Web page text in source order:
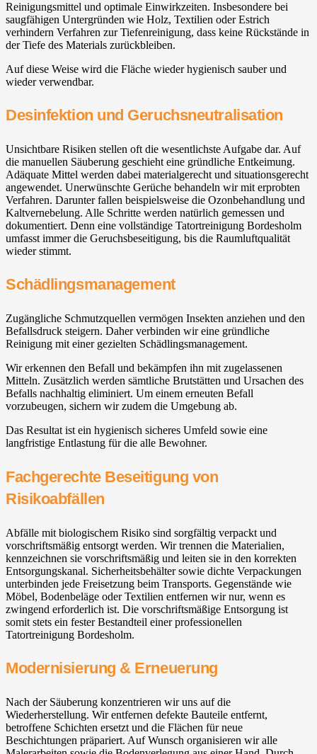
Reinigungsmittel und optimale Einwirkzeiten. Insbesondere bei
saugfähigen Untergründen wie Holz, Textilien oder Estrich
verhindern Verfahren zur Tiefenreinigung, dass keine Rückstände in
der Tiefe des Materials zurückbleiben.
Auf diese Weise wird die Fläche wieder hygienisch sauber und
wieder verwendbar.
Desinfektion und Geruchsneutralisation
Unsichtbare Risiken stellen oft die wesentlichste Aufgabe dar. Auf
die manuellen Säuberung geschieht eine gründliche Entkeimung.
Adäquate Mittel werden dabei materialgerecht und situationsgerecht
angewendet. Unerwünschte Gerüche behandeln wir mit erprobten
Verfahren. Darunter fallen beispielsweise die Ozonbehandlung und
Kaltvernebelung. Alle Schritte werden natürlich gemessen und
dokumentiert. Denn eine vollständige Tatortreinigung Bordesholm
umfasst immer die Geruchsbeseitigung, bis die Raumluftqualität
wieder stimmt.
Schädlingsmanagement
Zugängliche Schmutzquellen vermögen Insekten anziehen und den
Befallsdruck steigern. Daher verbinden wir eine gründliche
Reinigung mit einer gezielten Schädlingsmanagement.
Wir erkennen den Befall und bekämpfen ihn mit zugelassenen
Mitteln. Zusätzlich werden sämtliche Brutstätten und Ursachen des
Befalls nachhaltig eliminiert. Um einem erneuten Befall
vorzubeugen, sichern wir zudem die Umgebung ab.
Das Resultat ist ein hygienisch sicheres Umfeld sowie eine
langfristige Entlastung für die alle Bewohner.
Fachgerechte Beseitigung von
Risikoabfällen
Abfälle mit biologischem Risiko sind sorgfältig verpackt und
vorschriftsmäßig entsorgt werden. Wir trennen die Materialien,
kennzeichnen sie vorschriftsmäßig und leiten sie in den korrekten
Entsorgungskanal. Sicherheitsbehälter sowie dichte Verpackungen
unterbinden jede Freisetzung beim Transports. Gegenstände wie
Möbel, Bodenbeläge oder Textilien entfernen wir nur, wenn es
zwingend erforderlich ist. Die vorschriftsmäßige Entsorgung ist
somit stets ein fester Bestandteil einer professionellen
Tatortreinigung Bordesholm.
Modernisierung & Erneuerung
Nach der Säuberung konzentrieren wir uns auf die
Wiederherstellung. Wir entfernen defekte Bauteile entfernt,
betroffene Schichten ersetzt und die Flächen für neue
Beschichtungen präpariert. Auf Wunsch organisieren wir alle